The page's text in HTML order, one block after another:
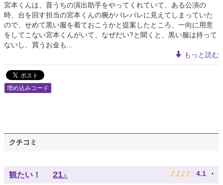
宮本くんは、昔うちの演出助手をやってくれていて、ある公演の
時、台を回す担当の宮本くんの腕がバレバレに見えてしまっていた
ので、せめて黒い服を着ておこうかと提案したところ、一向に用意
をしてこない宮本くんがいて、なぜだい?と聞くと、黒い服は持って
ないし、買うお金も...
もっと読む
埋め込みコード
クチコミ
観たい！ 21人 ♪ ♪ ♪ ♪ ♪ 4.1